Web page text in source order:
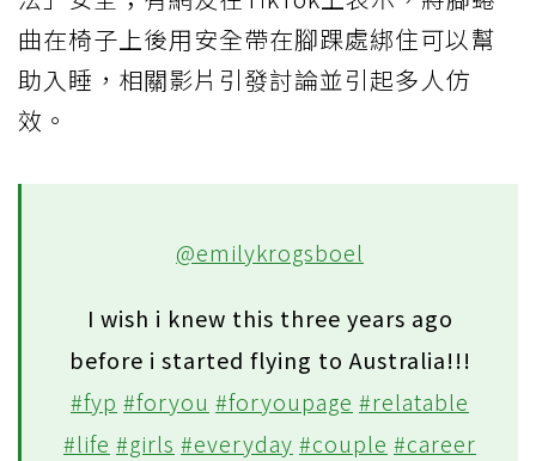
曲在椅子上後用安全帶在腳踝處綁住可以幫
助入睡，相關影片引發討論並引起多人仿
效。
@emilykrogsboel
I wish i knew this three years ago
before i started flying to Australia!!!
#fyp #foryou #foryoupage #relatable
#life #girls #everyday #couple #career